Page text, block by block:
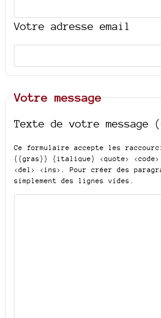
Votre adresse email
Votre message
Texte de votre
Ce formulaire accepte les
{{gras}} {italique} <quote> <code>
<del> <ins> . Pour créer des
simplement des lignes vides.